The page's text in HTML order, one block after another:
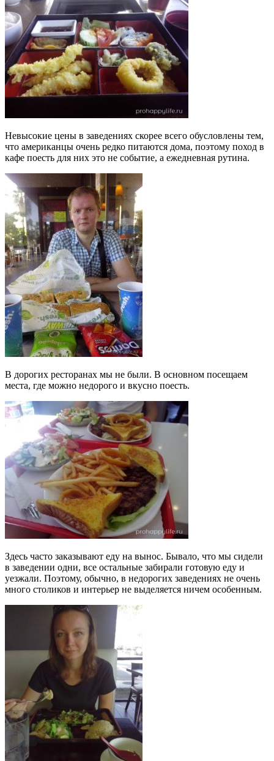
Невысокие цены в заведениях скорее всего обусловлены тем,
что американцы очень редко питаются дома, поэтому поход в
кафе поесть для них это не событие, а ежедневная рутина.
В дорогих ресторанах мы не были. В основном посещаем
места, где можно недорого и вкусно поесть.
Здесь часто заказывают еду на вынос. Бывало, что мы сидели
в заведении одни, все остальные забирали готовую еду и
уезжали. Поэтому, обычно, в недорогих заведениях не очень
много столиков и интерьер не выделяется ничем особенным.